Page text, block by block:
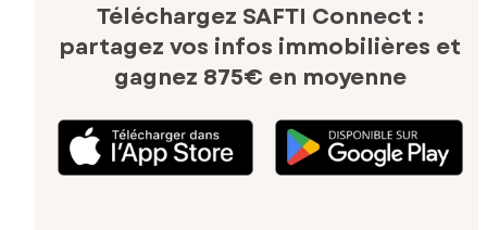
Téléchargez SAFTI Connect :
partagez vos infos immobilières et
gagnez 875€ en moyenne